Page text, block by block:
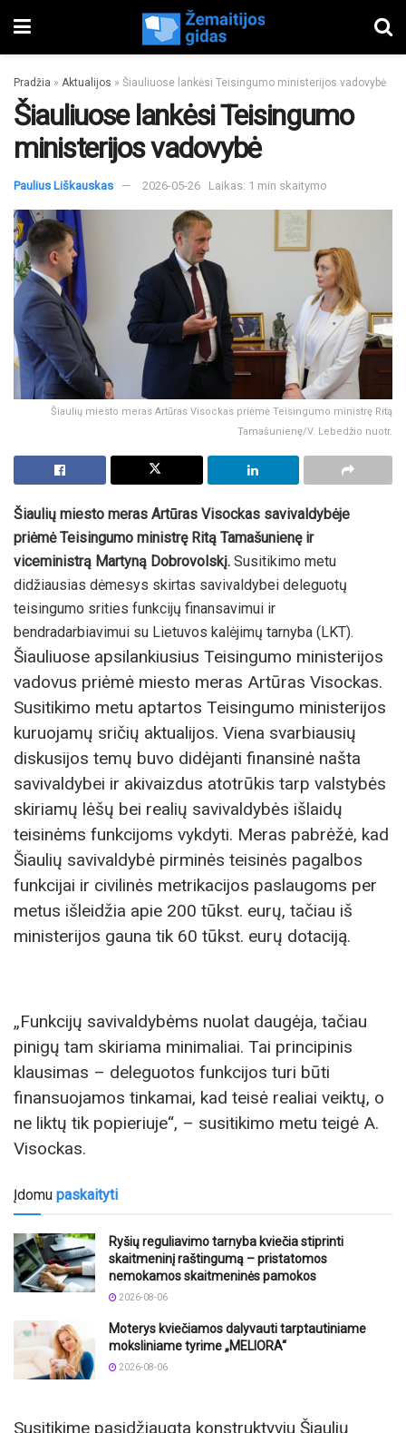
Pradžia » Aktualijos » Šiauliuose lankėsi Teisingumo ministerijos vadovybė
Šiauliuose lankėsi Teisingumo
ministerijos vadovybė
Paulius Liškauskas 2026-05-26 Laikas: 1 min skaitymo
Šiaulių miesto meras Artūras Visockas priėmė Teisingumo ministrę Ritą
Tamašunienę/V. Lebedžio nuotr.
Šiaulių miesto meras Artūras Visockas savivaldybėje
priėmė Teisingumo ministrę Ritą Tamašunienę ir
viceministrą Martyną Dobrovolskį. Susitikimo metu
didžiausias dėmesys skirtas savivaldybei deleguotų
teisingumo srities funkcijų finansavimui ir
bendradarbiavimui su Lietuvos kalėjimų tarnyba (LKT).
Šiauliuose apsilankiusius Teisingumo ministerijos
vadovus priėmė miesto meras Artūras Visockas.
Susitikimo metu aptartos Teisingumo ministerijos
kuruojamų sričių aktualijos. Viena svarbiausių
diskusijos temų buvo didėjanti finansinė našta
savivaldybei ir akivaizdus atotrūkis tarp valstybės
skiriamų lėšų bei realių savivaldybės išlaidų
teisinėms funkcijoms vykdyti. Meras pabrėžė, kad
Šiaulių savivaldybė pirminės teisinės pagalbos
funkcijai ir civilinės metrikacijos paslaugoms per
metus išleidžia apie 200 tūkst. eurų, tačiau iš
ministerijos gauna tik 60 tūkst. eurų dotaciją.
„Funkcijų savivaldybėms nuolat daugėja, tačiau
pinigų tam skiriama minimaliai. Tai principinis
klausimas – deleguotos funkcijos turi būti
finansuojamos tinkamai, kad teisė realiai veiktų, o
ne liktų tik popieriuje“, – susitikimo metu teigė A.
Visockas.
Įdomu paskaityti
Ryšių reguliavimo tarnyba kviečia stiprinti
skaitmeninį raštingumą – pristatomos
nemokamos skaitmeninės pamokos
2026-08-06
Moterys kviečiamos dalyvauti tarptautiniame
moksliniame tyrime „MELIORA“
2026-08-06
Susitikime pasidžiaugta konstruktyviu Šiaulių